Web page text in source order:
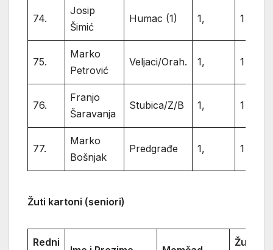
74.
Josip
Šimić
Humac (1) 1, 1
75.
Marko
Petrović
Veljaci/Orah. 1, 1
76.
Franjo
Šaravanja
Stubica/Z/B 1, 1
77.
Marko
Bošnjak
Predgrađe 1, 1
Žuti kartoni (seniori)
Redni
Žuti